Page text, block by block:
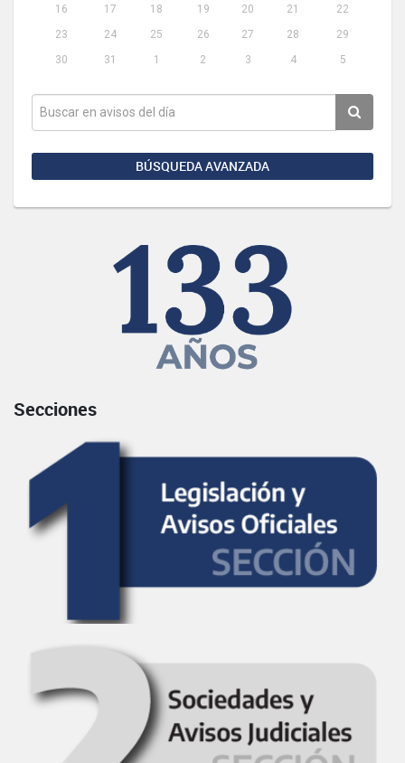
16
17 18 19 20 21
22
23
24 25 26 27 28
29
30
31 1 2 3 4 5
BÚSQUEDA AVANZADA
Secciones